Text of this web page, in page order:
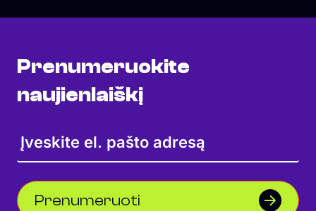
Prenumeruokite
naujienlaiškį
Prenumeruoti